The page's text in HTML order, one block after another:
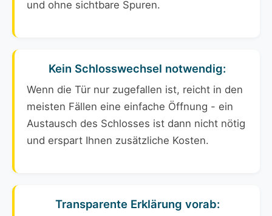
und ohne sichtbare Spuren.
Kein Schlosswechsel notwendig:
Wenn die Tür nur zugefallen ist, reicht in den
meisten Fällen eine einfache Öffnung - ein
Austausch des Schlosses ist dann nicht nötig
und erspart Ihnen zusätzliche Kosten.
Transparente Erklärung vorab: